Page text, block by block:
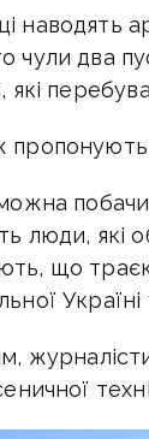
наводять
чули два
які
люди, які
що
Україні